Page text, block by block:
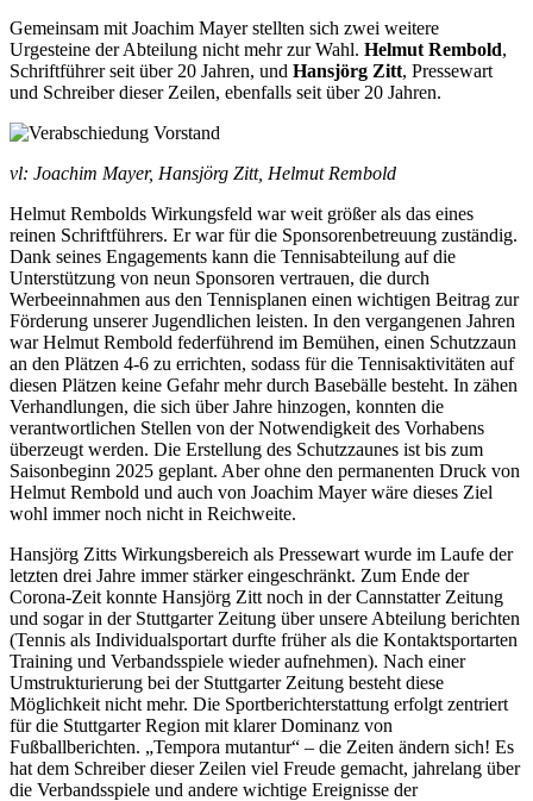
Gemeinsam mit Joachim Mayer stellten sich zwei weitere
Urgesteine der Abteilung nicht mehr zur Wahl. Helmut Rembold,
Schriftführer seit über 20 Jahren, und Hansjörg Zitt, Pressewart
und Schreiber dieser Zeilen, ebenfalls seit über 20 Jahren.
vl: Joachim Mayer, Hansjörg Zitt, Helmut Rembold
Helmut Rembolds Wirkungsfeld war weit größer als das eines
reinen Schriftführers. Er war für die Sponsorenbetreuung zuständig.
Dank seines Engagements kann die Tennisabteilung auf die
Unterstützung von neun Sponsoren vertrauen, die durch
Werbeeinnahmen aus den Tennisplanen einen wichtigen Beitrag zur
Förderung unserer Jugendlichen leisten. In den vergangenen Jahren
war Helmut Rembold federführend im Bemühen, einen Schutzzaun
an den Plätzen 4-6 zu errichten, sodass für die Tennisaktivitäten auf
diesen Plätzen keine Gefahr mehr durch Basebälle besteht. In zähen
Verhandlungen, die sich über Jahre hinzogen, konnten die
verantwortlichen Stellen von der Notwendigkeit des Vorhabens
überzeugt werden. Die Erstellung des Schutzzaunes ist bis zum
Saisonbeginn 2025 geplant. Aber ohne den permanenten Druck von
Helmut Rembold und auch von Joachim Mayer wäre dieses Ziel
wohl immer noch nicht in Reichweite.
Hansjörg Zitts Wirkungsbereich als Pressewart wurde im Laufe der
letzten drei Jahre immer stärker eingeschränkt. Zum Ende der
Corona-Zeit konnte Hansjörg Zitt noch in der Cannstatter Zeitung
und sogar in der Stuttgarter Zeitung über unsere Abteilung berichten
(Tennis als Individualsportart durfte früher als die Kontaktsportarten
Training und Verbandsspiele wieder aufnehmen). Nach einer
Umstrukturierung bei der Stuttgarter Zeitung besteht diese
Möglichkeit nicht mehr. Die Sportberichterstattung erfolgt zentriert
für die Stuttgarter Region mit klarer Dominanz von
Fußballberichten. „Tempora mutantur“ – die Zeiten ändern sich! Es
hat dem Schreiber dieser Zeilen viel Freude gemacht, jahrelang über
die Verbandsspiele und andere wichtige Ereignisse der